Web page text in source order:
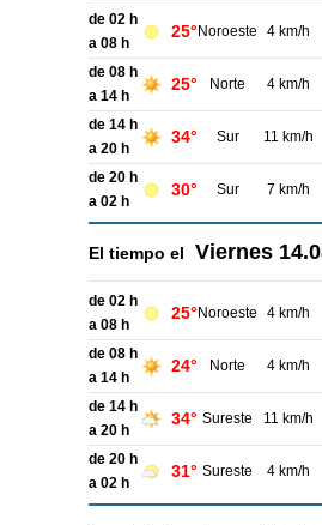
de 02 h
a 08 h
25° Noroeste 4 km/h
de 08 h
a 14 h
25° Norte 4 km/h
de 14 h
a 20 h
34° Sur 11 km/h
de 20 h
a 02 h
30° Sur 7 km/h
El tiempo el Viernes
de 02 h
a 08 h
25° Noroeste 4 km/h
de 08 h
a 14 h
24° Norte 4 km/h
de 14 h
a 20 h
34° Sureste 11 km/h
de 20 h
a 02 h
31° Sureste 4 km/h